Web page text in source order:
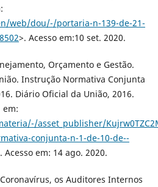
web/dou/-/portaria-n-139-de-21-
>. Acesso em:10 set. 2020.
Orçamento e Gestão.
Instrução Normativa Conjunta
Diário Oficial da União, 2016.
em:
asset_publisher/
conjunta-n-1-de-10-de--
Acesso em: 14 ago. 2020.
Coronavírus, os Auditores Internos